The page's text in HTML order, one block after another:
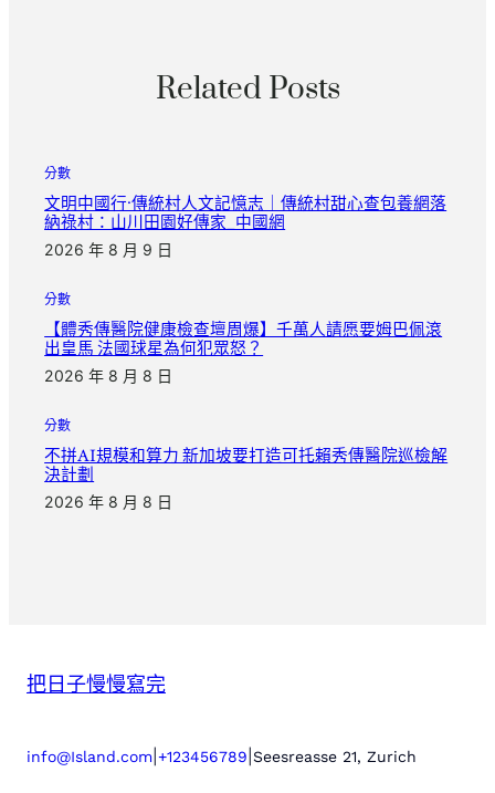
Related Posts
分數
文明中國行·傳統村人文記憶志｜傳統村甜心查包養網落
納祿村：山川田園好傳家_中國網
2026 年 8 月 9 日
分數
【體秀傳醫院健康檢查壇周爆】千萬人請愿要姆巴佩滾
出皇馬 法國球星為何犯眾怒？
2026 年 8 月 8 日
分數
不拼AI規模和算力 新加坡要打造可托賴秀傳醫院巡檢解
決計劃
2026 年 8 月 8 日
把日子慢慢寫完
info@Island.com +123456789 Seesreasse 21, Zurich